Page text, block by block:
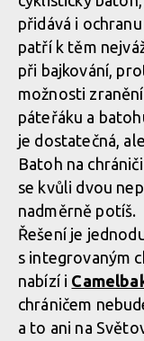
přidává i
patří k těm
při bajkování,
možnosti
páteřáku a
je dostatečná,
Batoh na
se kvůli dvou
nadměrně potíš.
Řešení je
s integrovaným
nabízí i
chráničem
a to ani na